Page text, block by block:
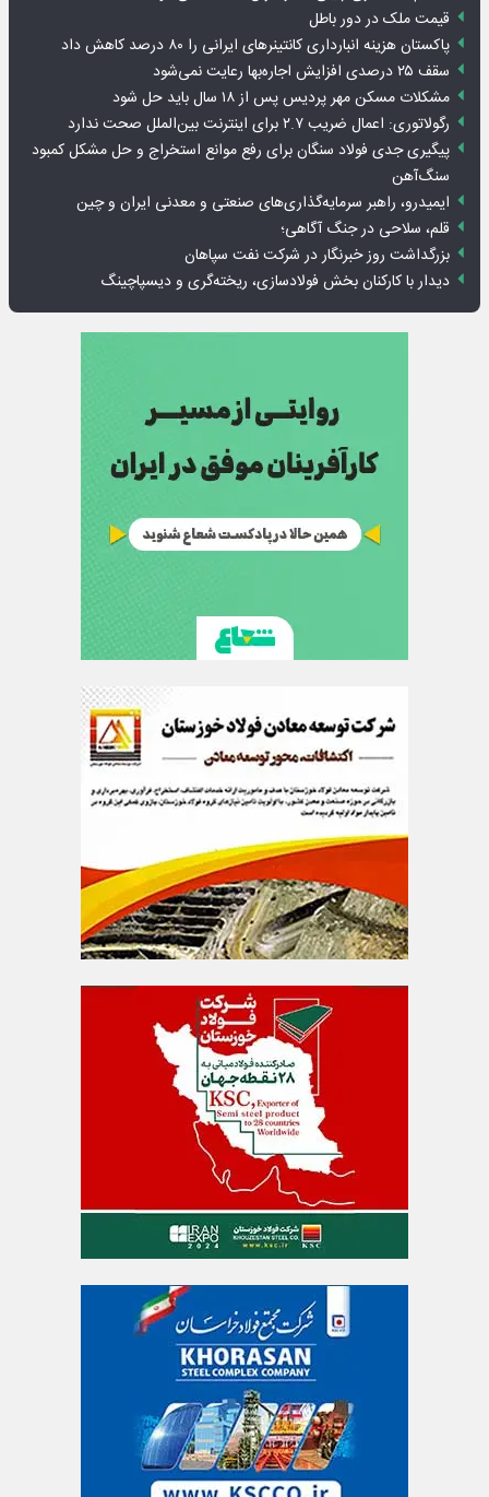
قیمت ملک در دور باطل
پاکستان هزینه انبارداری کانتینرهای ایرانی را ۸۰ درصد کاهش داد
سقف ۲۵ درصدی افزایش اجاره‌بها رعایت نمی‌شود
مشکلات مسکن مهر پردیس پس از ۱۸ سال باید حل شود
رگولاتوری: اعمال ضریب ۲.۷ برای اینترنت بین‌الملل صحت ندارد
پیگیری جدی فولاد سنگان برای رفع موانع استخراج و حل مشکل کمبود
سنگ‌آهن
ایمیدرو، راهبر سرمایه‌گذاری‌های صنعتی و معدنی ایران و چین
قلم، سلاحی در جنگ آگاهی؛
بزرگداشت روز خبرنگار در شرکت نفت سپاهان
دیدار با کارکنان بخش فولادسازی، ریخته‌گری و دیسپاچینگ